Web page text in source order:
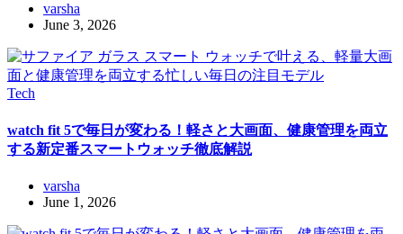
varsha
June 3, 2026
Tech
watch fit 5で毎日が変わる！軽さと大画面、健康管理を両立
する新定番スマートウォッチ徹底解説
varsha
June 1, 2026